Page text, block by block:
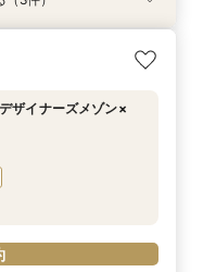
リュフ”五感で愉し
の最新会場を少人数で
ジェニックなチャペル
マルウエディングを体
心サポート×豪華特典
ザイナーズメゾン×